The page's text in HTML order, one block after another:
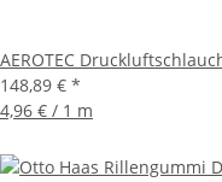
AEROTEC
148,89 € *
4,96 € / 1 m